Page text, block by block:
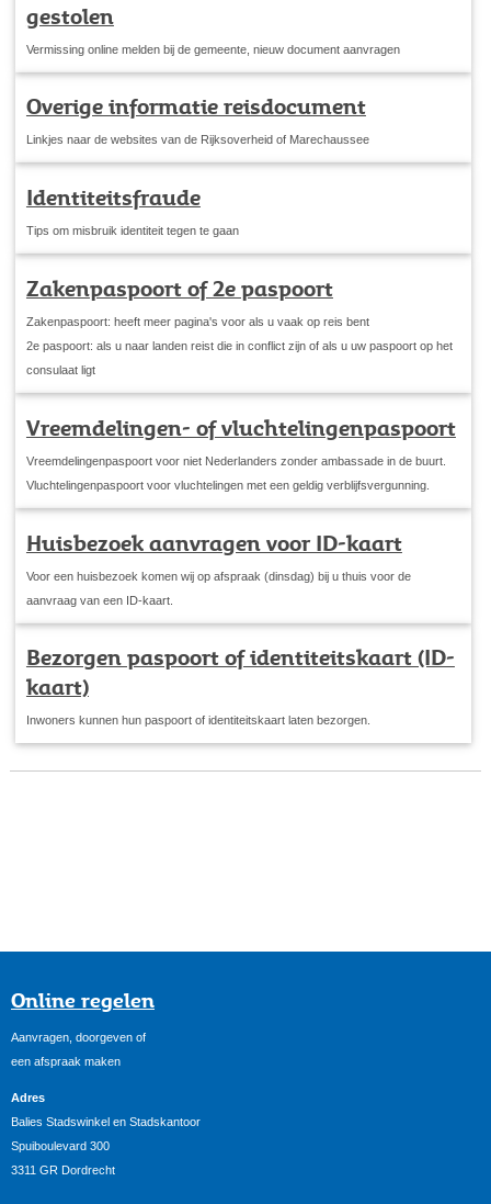
gestolen
Vermissing online melden bij de gemeente, nieuw document aanvragen
Overige informatie reisdocument
Linkjes naar de websites van de Rijksoverheid of Marechaussee
Identiteitsfraude
Tips om misbruik identiteit tegen te gaan
Zakenpaspoort of 2e paspoort
Zakenpaspoort: heeft meer pagina's voor als u vaak op reis bent
2e paspoort: als u naar landen reist die in conflict zijn of als u uw paspoort op het
consulaat ligt
Vreemdelingen- of vluchtelingenpaspoort
Vreemdelingenpaspoort voor niet Nederlanders zonder ambassade in de buurt.
Vluchtelingenpaspoort voor vluchtelingen met een geldig verblijfsvergunning.
Huisbezoek aanvragen voor ID-kaart
Voor een huisbezoek komen wij op afspraak (dinsdag) bij u thuis voor de
aanvraag van een ID-kaart.
Bezorgen paspoort of identiteitskaart (ID-
kaart)
Inwoners kunnen hun paspoort of identiteitskaart laten bezorgen.
Online regelen
Aanvragen, doorgeven of
een afspraak maken
Adres
Balies Stadswinkel en Stadskantoor
Spuiboulevard 300
3311 GR Dordrecht